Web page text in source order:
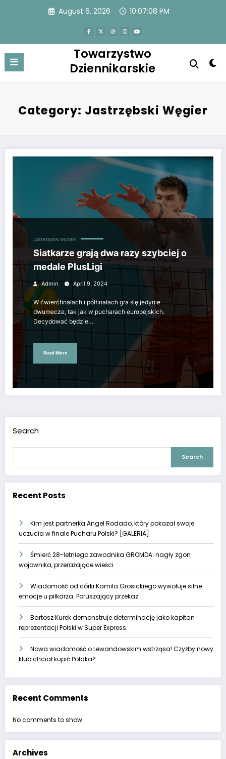
August 6, 2026 10:07:09 PM
Towarzystwo
Dziennikarskie
Category: Jastrzębski Węgier
Siatkarze grają dwa razy szybciej o medale PlusLigi
JASTRZĘBSKI WĘGIER
Siatkarze grają dwa razy szybciej o
medale PlusLigi
Admin April 9, 2024
W ćwierćfinałach i półfinałach gra się jedynie
dwumecze, tak jak w pucharach europejskich.
Decydować będzie…
Read More
Search
Search
Recent Posts
Kim jest partnerka Angel Rodado, który pokazał swoje
uczucia w finale Pucharu Polski? [GALERIA]
Śmierć 28-letniego zawodnika GROMDA: nagły zgon
wojownika, przerażające wieści
Wiadomość od córki Kamila Grosickiego wywołuje silne
emocje u piłkarza. Poruszający przekaz.
Bartosz Kurek demonstruje determinację jako kapitan
reprezentacji Polski w Super Express.
Nowa wiadomość o Lewandowskim wstrząsa! Czyżby nowy
klub chciał kupić Polaka?
Recent Comments
No comments to show.
Archives